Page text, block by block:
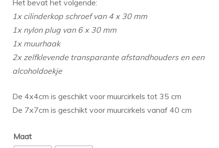
Het bevat het volgende:
1x cilinderkop schroef van 4 x 30 mm
1x nylon plug van 6 x 30 mm
1x muurhaak
2x zelfklevende transparante afstandhouders en een
alcoholdoekje
De 4x4cm is geschikt voor muurcirkels tot 35 cm
De 7x7cm is geschikt voor muurcirkels vanaf 40 cm
Maat